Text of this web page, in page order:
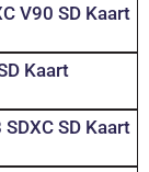
V90 SD Kaart
Kaart
SD Kaart